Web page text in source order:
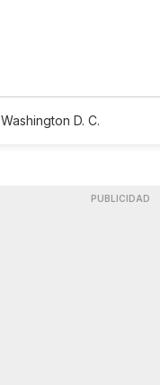
Washington D. C.
PUBLICIDAD